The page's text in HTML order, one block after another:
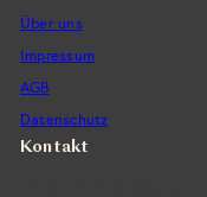
Über uns
Impressum
AGB
Datenschutz
Kontakt